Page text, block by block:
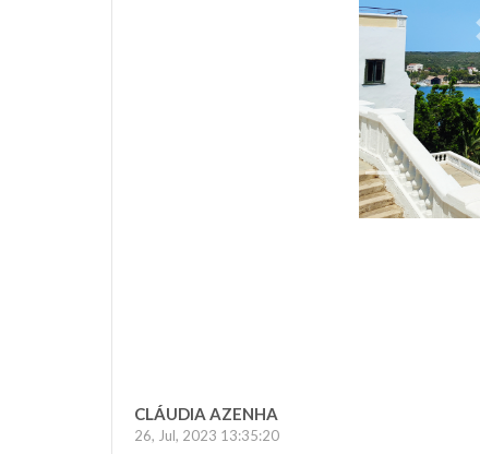
CLÁUDIA AZENHA
26, Jul, 2023 13:35:20